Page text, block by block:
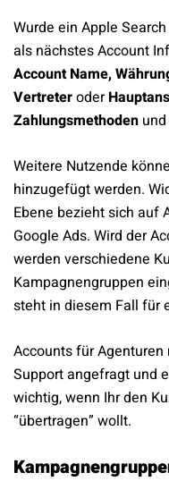
Wurde ein Apple
als nächstes Account
Account Name,
Vertreteroder
Zahlungsmethoden
Weitere Nutzende
hinzugefügt werden.
Ebene bezieht sich auf
Google Ads. Wird der
werden verschiedene
Kampagnengruppen
steht in diesem Fall für
Accounts für
Support angefragt und
wichtig, wenn Ihr den
“übertragen” wollt.